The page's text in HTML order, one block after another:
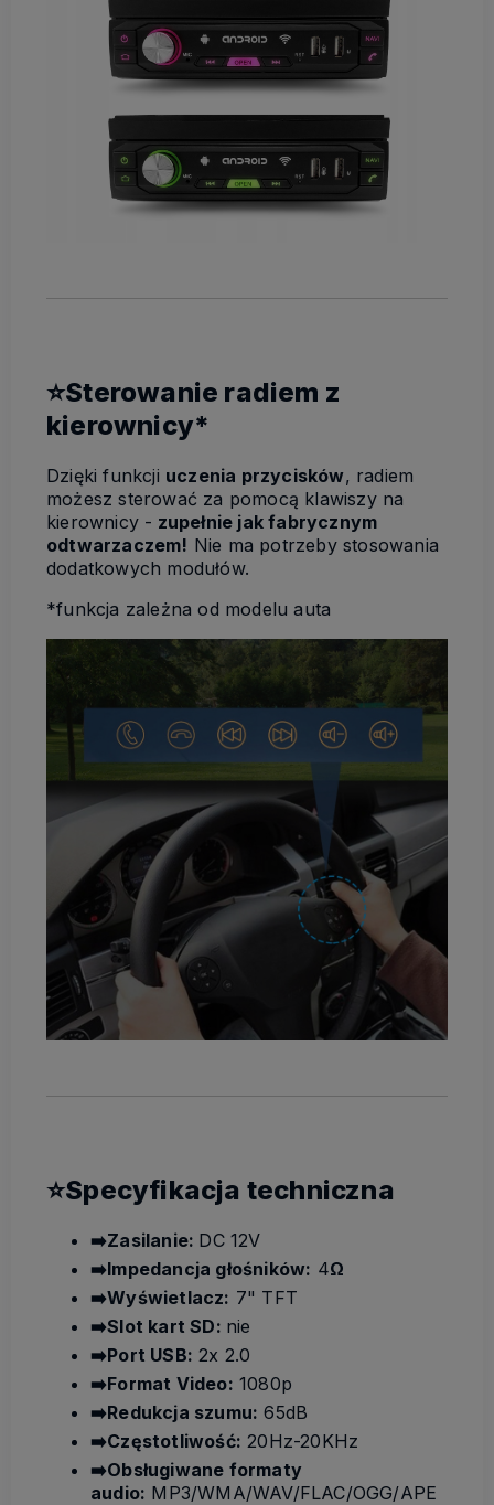
⭐Sterowanie radiem z
kierownicy*
Dzięki funkcji uczenia przycisków, radiem
możesz sterować za pomocą klawiszy na
kierownicy - zupełnie jak fabrycznym
odtwarzaczem! Nie ma potrzeby stosowania
dodatkowych modułów.
*funkcja zależna od modelu auta
⭐Specyfikacja techniczna
➡️Zasilanie: DC 12V
➡️Impedancja głośników: 4Ω
➡️Wyświetlacz: 7" TFT
➡️Slot kart SD: nie
➡️Port USB: 2x 2.0
➡️Format Video: 1080p
➡️Redukcja szumu: 65dB
➡️Częstotliwość: 20Hz-20KHz
➡️Obsługiwane formaty
audio: MP3/WMA/WAV/FLAC/OGG/APE